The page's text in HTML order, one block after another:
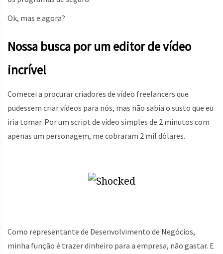
Ok, mas e agora?
Nossa busca por um editor de vídeo
incrível
Comecei a procurar criadores de vídeo freelancers que
pudessem criar vídeos para nós, mas não sabia o susto que eu
iria tomar. Por um script de vídeo simples de 2 minutos com
apenas um personagem, me cobraram 2 mil dólares.
Como representante de Desenvolvimento de Negócios,
minha função é trazer dinheiro para a empresa, não gastar. E